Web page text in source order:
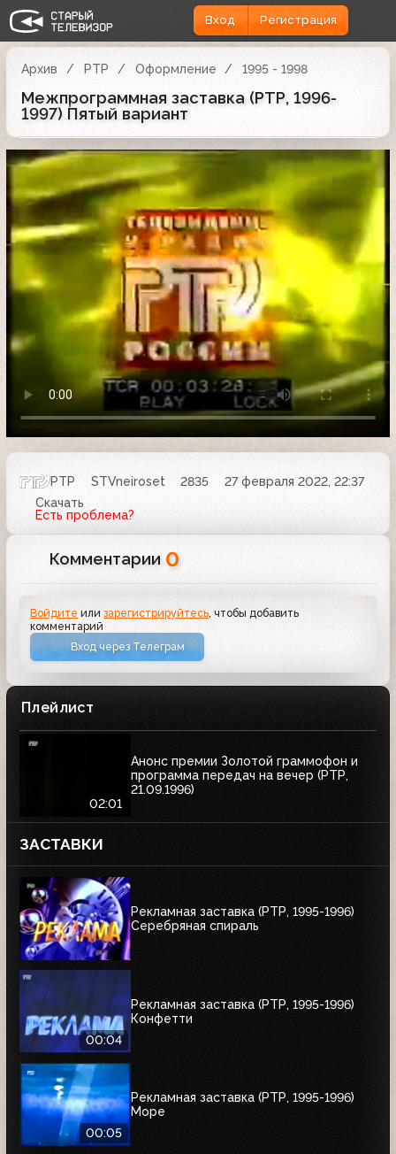
Вход Регистрация
Архив РТР Оформление 1995 - 1998
Межпрограммная заставка (РТР, 1996-
1997) Пятый вариант
РТР STVneiroset 2835
27 февраля 2022, 22:37
Скачать
Есть проблема?
Комментарии 0
Войдите илизарегистрируйтесь, чтобы добавить
комментарий
Вход через Телеграм
Плейлист
02:01
Анонс премии Золотой граммофон и
программа передач на вечер (РТР,
21.09.1996)
ЗАСТАВКИ
Рекламная заставка (РТР, 1995-1996)
Серебряная спираль
00:04
Рекламная заставка (РТР, 1995-1996)
Конфетти
00:05
Рекламная заставка (РТР, 1995-1996)
Море